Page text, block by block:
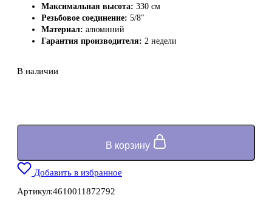
Максимальная высота: 330 см
Резьбовое соединение: 5/8″
Материал: алюминий
Гарантия производителя: 2 недели
В наличии
В корзину
Добавить в избранное
Артикул:4610011872792